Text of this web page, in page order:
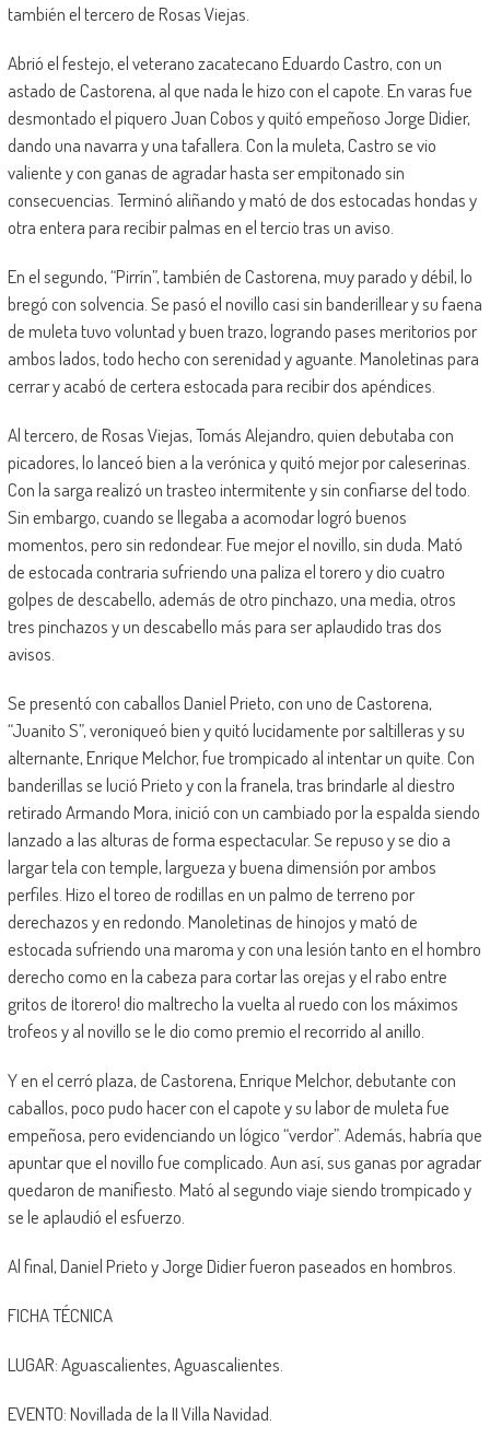
también el tercero de Rosas Viejas.
Abrió el festejo, el veterano zacatecano Eduardo Castro, con un
astado de Castorena, al que nada le hizo con el capote. En varas fue
desmontado el piquero Juan Cobos y quitó empeñoso Jorge Didier,
dando una navarra y una tafallera. Con la muleta, Castro se vio
valiente y con ganas de agradar hasta ser empitonado sin
consecuencias. Terminó aliñando y mató de dos estocadas hondas y
otra entera para recibir palmas en el tercio tras un aviso.
En el segundo, “Pirrín”, también de Castorena, muy parado y débil, lo
bregó con solvencia. Se pasó el novillo casi sin banderillear y su faena
de muleta tuvo voluntad y buen trazo, logrando pases meritorios por
ambos lados, todo hecho con serenidad y aguante. Manoletinas para
cerrar y acabó de certera estocada para recibir dos apéndices.
Al tercero, de Rosas Viejas, Tomás Alejandro, quien debutaba con
picadores, lo lanceó bien a la verónica y quitó mejor por caleserinas.
Con la sarga realizó un trasteo intermitente y sin confiarse del todo.
Sin embargo, cuando se llegaba a acomodar logró buenos
momentos, pero sin redondear. Fue mejor el novillo, sin duda. Mató
de estocada contraria sufriendo una paliza el torero y dio cuatro
golpes de descabello, además de otro pinchazo, una media, otros
tres pinchazos y un descabello más para ser aplaudido tras dos
avisos.
Se presentó con caballos Daniel Prieto, con uno de Castorena,
“Juanito S”, veroniqueó bien y quitó lucidamente por saltilleras y su
alternante, Enrique Melchor, fue trompicado al intentar un quite. Con
banderillas se lució Prieto y con la franela, tras brindarle al diestro
retirado Armando Mora, inició con un cambiado por la espalda siendo
lanzado a las alturas de forma espectacular. Se repuso y se dio a
largar tela con temple, largueza y buena dimensión por ambos
perfiles. Hizo el toreo de rodillas en un palmo de terreno por
derechazos y en redondo. Manoletinas de hinojos y mató de
estocada sufriendo una maroma y con una lesión tanto en el hombro
derecho como en la cabeza para cortar las orejas y el rabo entre
gritos de ¡torero! dio maltrecho la vuelta al ruedo con los máximos
trofeos y al novillo se le dio como premio el recorrido al anillo.
Y en el cerró plaza, de Castorena, Enrique Melchor, debutante con
caballos, poco pudo hacer con el capote y su labor de muleta fue
empeñosa, pero evidenciando un lógico “verdor”. Además, habría que
apuntar que el novillo fue complicado. Aun así, sus ganas por agradar
quedaron de manifiesto. Mató al segundo viaje siendo trompicado y
se le aplaudió el esfuerzo.
Al final, Daniel Prieto y Jorge Didier fueron paseados en hombros.
FICHA TÉCNICA
LUGAR: Aguascalientes, Aguascalientes.
EVENTO: Novillada de la II Villa Navidad.